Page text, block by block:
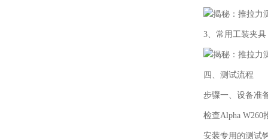
3、常用工装夹具
四、测试流程
步骤一、 设备准
检查Alpha W260
安装专用的测试